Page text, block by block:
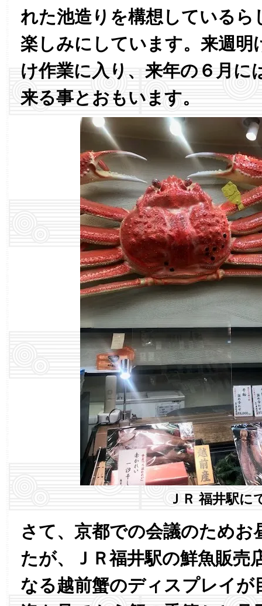
れた池造りを構想しているら
楽しみにしています。来週明
け作業に入り、来年の６月に
来る事とおもいます。
ＪＲ 福井駅に
さて、京都での会議のためお
たが、ＪＲ福井駅の鮮魚販売
なる越前蟹のディスプレイが